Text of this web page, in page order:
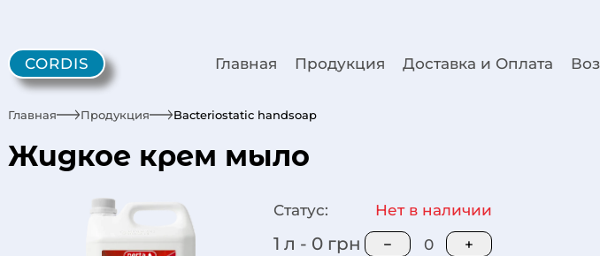
CORDIS Главная Продукция Доставка и Оплата
Главная Продукция Bacteriostatic handsoap
Жидкое крем мыло
Статус: Нет в наличии
1 л - 0 грн − 0 +